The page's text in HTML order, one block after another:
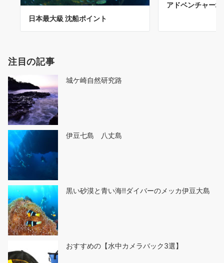
日本最大級 沈船ポイント
アドベンチャー
注目の記事
城ケ崎自然研究路
伊豆七島 八丈島
黒い砂漠と青い海!!ダイバーのメッカ伊豆大島
おすすめの【水中カメラバック3選】